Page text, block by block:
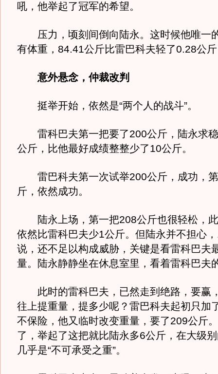
吼，他举起了冠军的希望。
压力，顷刻间倒向陆永。这时候他唯一
有体重，84.41公斤比雷巴科夫轻了0.28公
意外悬念，仲裁改判
挺举开始，依然是“两个人的战斗”。
雷科巴夫第一把要了200公斤，陆永求
公斤，比他最好成绩整整少了10公斤。
雷巴科夫第一次试举200公斤，成功，
斤，依然成功。
陆永上场，第一把208公斤也很轻松，此
依然比雷科巴夫少1公斤。但陆永并不担心
说，还不足以构成威胁，关键是看雷科巴夫
量。陆永静静坐在休息室里，看着雷科巴夫
此时的雷科巴夫，已然走到绝路，要赢
往上提重量，提多少呢？雷巴科夫起初只加
不保险，他又临时改变重量，要了209公斤
了，举起了这把就比陆永多6公斤，在大级
几乎是“不可承受之重”。